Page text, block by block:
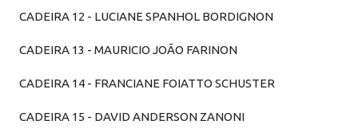
CADEIRA 12 - LUCIANE SPANHOL BORDIGNON
CADEIRA 13 - MAURICIO JOÃO FARINON
CADEIRA 14 - FRANCIANE FOIATTO SCHUSTER
CADEIRA 15 - DAVID ANDERSON ZANONI